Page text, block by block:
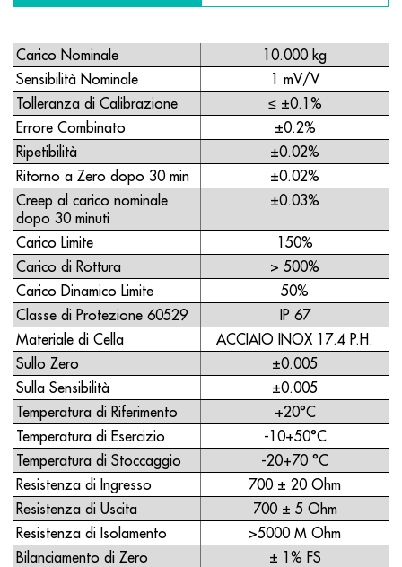
Carico Nominale
10.000 kg
Sensibilità Nominale
1 mV/V
Tolleranza di Calibrazione
≤ ±0.1%
Errore Combinato
±0.2%
Ripetibilità
±0.02%
Ritorno a Zero dopo 30 min
±0.02%
Creep al carico nominale
dopo 30 minuti
±0.03%
Carico Limite
150%
Carico di Rottura
> 500%
Carico Dinamico Limite
50%
Classe di Protezione 60529
IP 67
Materiale di Cella
ACCIAIO INOX 17.4 P.H.
Sullo Zero
±0.005
Sulla Sensibilità
±0.005
Temperatura di Riferimento
+20°C
Temperatura di Esercizio
-10+50°C
Temperatura di Stoccaggio
-20+70 °C
Resistenza di Ingresso
700 ± 20 Ohm
Resistenza di Uscita
700 ± 5 Ohm
Resistenza di Isolamento
>5000 M Ohm
Bilanciamento di Zero
± 1% FS